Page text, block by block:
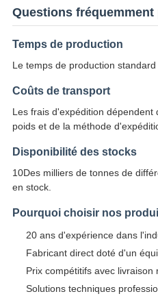
Questions fréquemment
Temps de production
Le temps de production
Coûts de transport
Les frais d'expédition dépendent
poids et de la méthode
Disponibilité des stocks
10Des milliers de tonnes de
en stock.
Pourquoi choisir nos
20 ans d'expérience dans
Fabricant direct doté d'un
Prix compétitifs avec livraison
Solutions techniques